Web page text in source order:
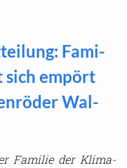
Fa­mi­
sich em­pört
Wal­
Fa­mi­lie der Kli­ma­